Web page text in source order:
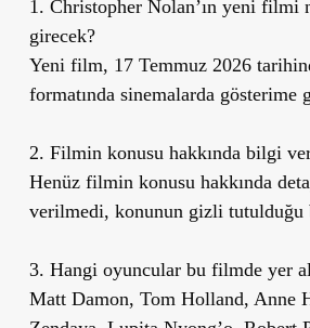
1. Christopher Nolan’ın yeni filmi
girecek?
Yeni film, 17 Temmuz 2026
formatında sinemalarda gösterime
2. Filmin konusu hakkında bilgi
Henüz filmin konusu hakkında
verilmedi, konunun gizli
3. Hangi oyuncular bu filmde yer
Matt Damon, Tom Holland, Anne